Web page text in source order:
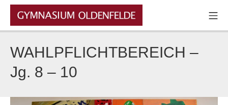
Zum
Inhalt
springen
GYMNASIUM OLDENFELDE
WAHLPFLICHTBEREICH –
Jg. 8 – 10